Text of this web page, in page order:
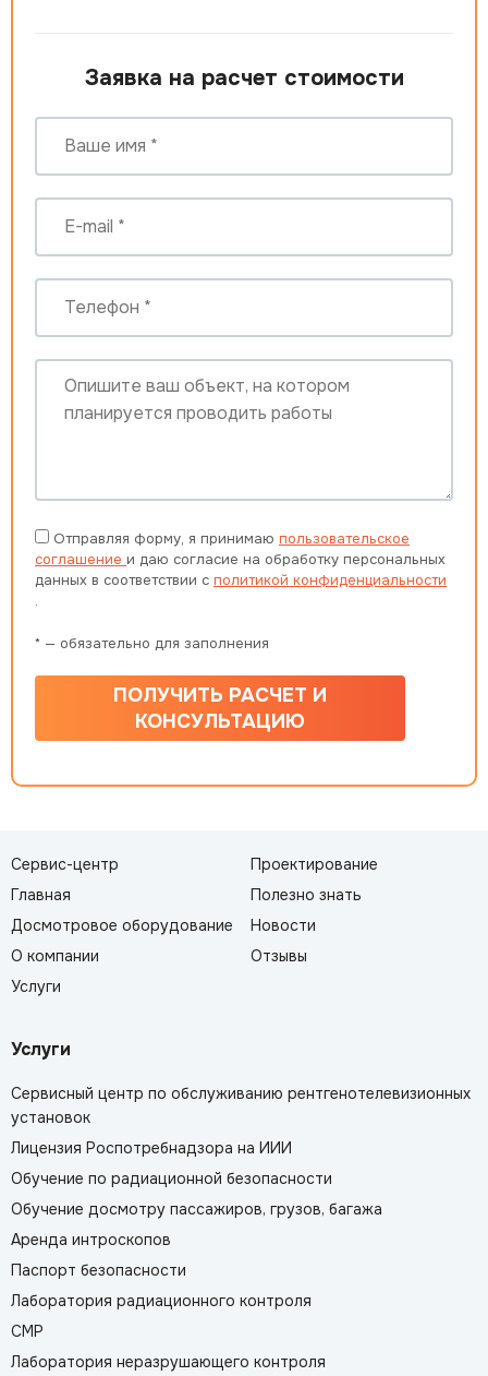
Заявка на расчет стоимости
Отправляя форму, я принимаю пользовательское
соглашение и даю согласие на обработку персональных
данных в соответствии с политикой конфиденциальности
.
* — обязательно для заполнения
ПОЛУЧИТЬ РАСЧЕТ И
КОНСУЛЬТАЦИЮ
Сервис-центр
Главная
Досмотровое оборудование
О компании
Услуги
Проектирование
Полезно знать
Новости
Отзывы
Услуги
Сервисный центр по обслуживанию рентгенотелевизионных
установок
Лицензия Роспотребнадзора на ИИИ
Обучение по радиационной безопасности
Обучение досмотру пассажиров, грузов, багажа
Аренда интроскопов
Паспорт безопасности
Лаборатория радиационного контроля
СМР
Лаборатория неразрушающего контроля